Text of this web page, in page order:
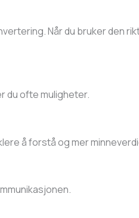
Når du bruker den
du ofte muligheter.
å forstå og mer